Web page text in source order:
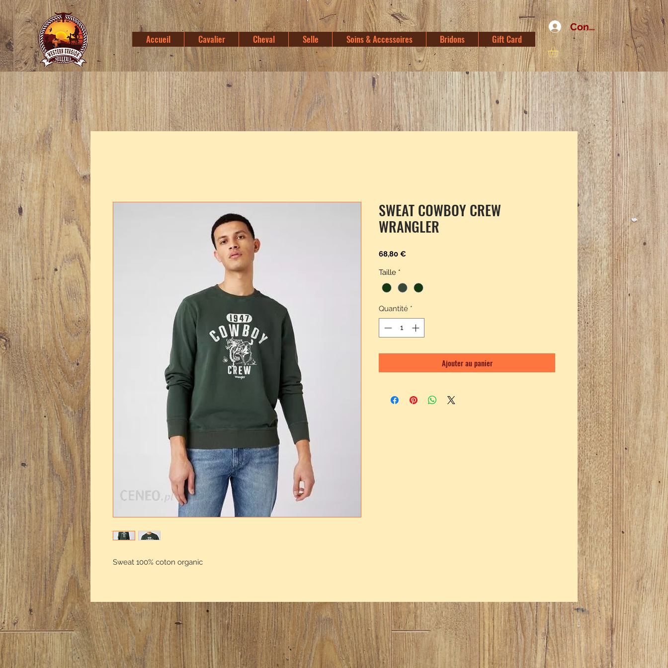
Connexion
Accueil Cavalier Cheval Selle Soins & Accessoires Bridons Gift Card
Sweat 100% coton organic
SWEAT COWBOY CREW
WRANGLER
68,80 €Prix
Taille *
Quantité *
Ajouter au panier